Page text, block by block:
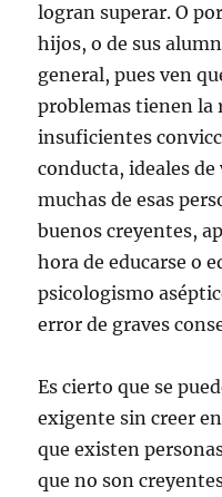
logran superar. O
hijos, o de sus
general, pues ven
problemas tienen la
insuficientes
conducta, ideales de
muchas de esas
buenos creyentes,
hora de educarse o
psicologismo
error de graves
Es cierto que se
exigente sin creer
que existen
que no son